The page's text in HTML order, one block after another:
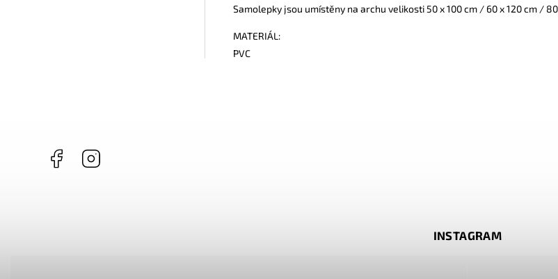
Samolepky jsou umístěny na archu velikosti 50 x 100 cm / 60 x 120 cm /
MATERIÁL:
PVC
Facebook
INSTAGRAM